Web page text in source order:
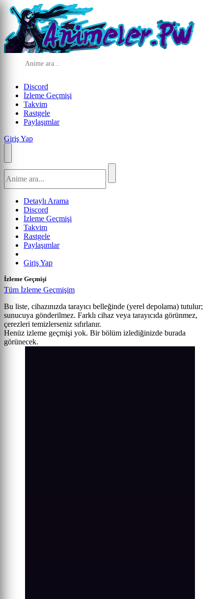
Discord
İzleme Geçmişi
Takvim
Rastgele
Paylaşımlar
Giriş Yap
Detaylı Arama
Discord
İzleme Geçmişi
Takvim
Rastgele
Paylaşımlar
Giriş Yap
İzleme Geçmişi
Tüm İzleme Geçmişim
Bu liste, cihazınızda tarayıcı belleğinde (yerel depolama) tutulur;
sunucuya gönderilmez. Farklı cihaz veya tarayıcıda görünmez,
çerezleri temizlerseniz sıfırlanır.
Henüz izleme geçmişi yok. Bir bölüm izlediğinizde burada
görünecek.